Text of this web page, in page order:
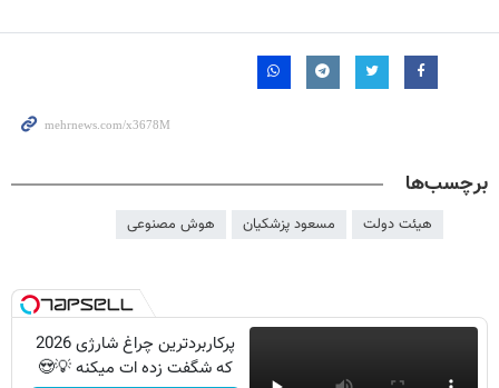
برچسب‌ها
هیئت دولت مسعود پزشکیان هوش مصنوعی
پرکاربردترین چراغ شارژی 2026
که شگفت زده ات میکنه 💡😍